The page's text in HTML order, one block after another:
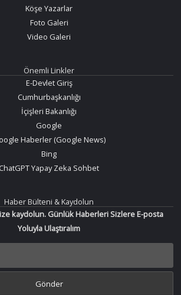
Köşe Yazarlar
Foto Galeri
Video Galeri
Önemli Linkler
E-Devlet Giriş
Cumhurbaşkanlığı
İçişleri Bakanlığı
Google
Haberler (Google News)
Bing
ChatGPT Yapay Zeka Sohbet
Haber Bülteni & Kaydolun
kaydolun. Günlük Haberleri Sizlere E-posta
Yoluyla Ulaştıralım